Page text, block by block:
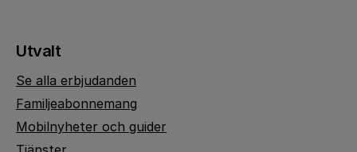
Utvalt
Se alla erbjudanden
Familjeabonnemang
Mobilnyheter och guider